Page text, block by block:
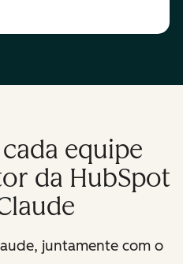
equipe
da HubSpot
juntamente com o